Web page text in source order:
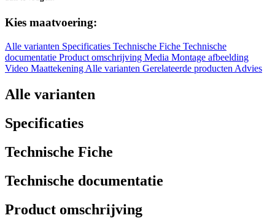
Kies maatvoering:
Alle varianten Specificaties Technische Fiche Technische
documentatie Product omschrijving Media Montage afbeelding
Video Maattekening Alle varianten Gerelateerde producten Advies
Alle varianten
Specificaties
Technische Fiche
Technische documentatie
Product omschrijving